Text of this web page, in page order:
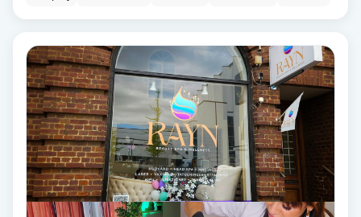
Fettreducering
Fibromassage
Fillers
Fotmassage